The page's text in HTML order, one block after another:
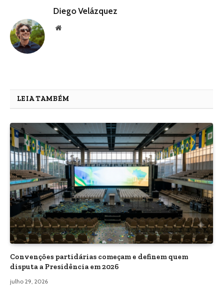
Diego Velázquez
Website
LEIA TAMBÉM
Convenções partidárias começam e definem quem
disputa a Presidência em 2026
julho 29, 2026